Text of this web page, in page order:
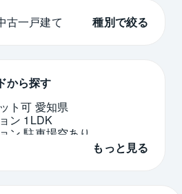
古一戸建て 種別で絞る
から探す
ト可 愛知県
ン 1LDK
ン 駐車場空あり
ション 1億5000万円以下
もっと見る